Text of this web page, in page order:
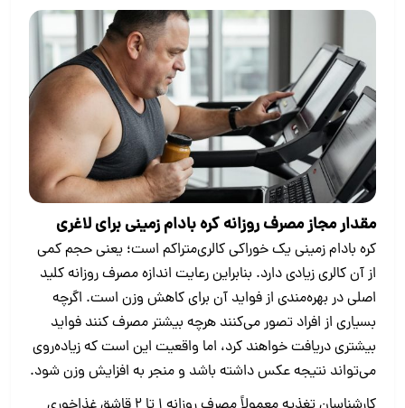
مقدار مجاز مصرف روزانه کره بادام‌ زمینی برای لاغری
کره بادام‌ زمینی یک خوراکی کالری‌متراکم است؛ یعنی حجم کمی
از آن کالری زیادی دارد. بنابراین رعایت اندازه مصرف روزانه کلید
اصلی در بهره‌مندی از فواید آن برای کاهش وزن است. اگرچه
بسیاری از افراد تصور می‌کنند هرچه بیشتر مصرف کنند فواید
بیشتری دریافت خواهند کرد، اما واقعیت این است که زیاده‌روی
می‌تواند نتیجه عکس داشته باشد و منجر به افزایش وزن شود.